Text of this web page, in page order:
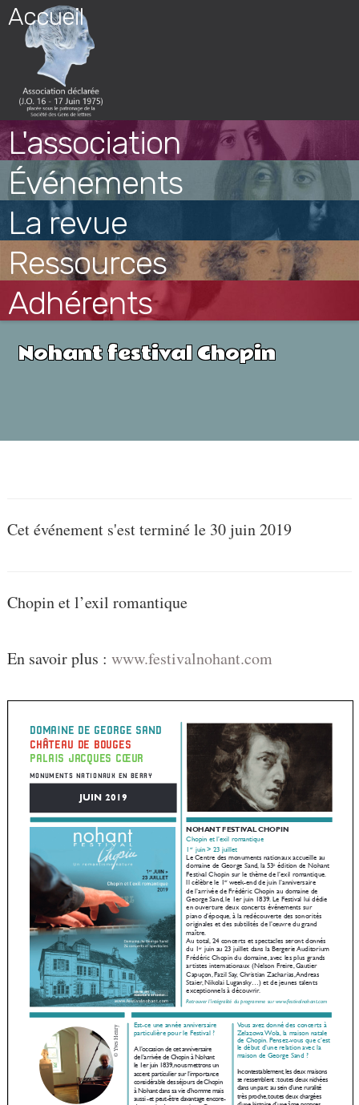
Skip
content
Accueil
L'association
Événements
La revue
Ressources
Adhérents
Nohant festival Chopin
Cet événement s'est terminé le 30 juin 2019
Chopin et l’exil romantique
En savoir plus : www.festivalnohant.com